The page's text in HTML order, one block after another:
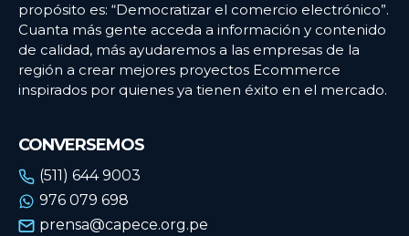
CHILE
COLOMBIA
ECUADOR
URUGUAY
VENEZUELA
CHILE
COLOMBIA
ECUADOR
URUGUAY
VENEZUELA
propósito es: “Democratizar el comercio electrónico”.
Cuanta más gente acceda a información y contenido
de calidad, más ayudaremos a las empresas de la
región a crear mejores proyectos Ecommerce
inspirados por quienes ya tienen éxito en el mercado.
CONVERSEMOS
(511) 644 9003
976 079 698
prensa@capece.org.pe